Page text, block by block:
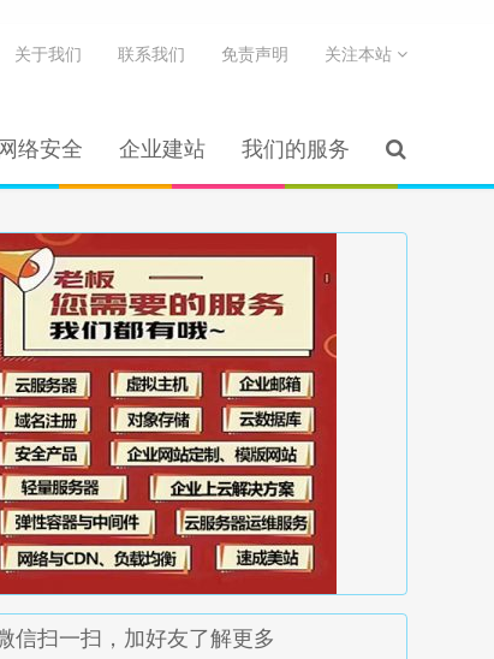
网络安全 企业建站 我们的服务
关于我们 联系我们 免责声明 关注本站
信扫一扫，加好友了解更多